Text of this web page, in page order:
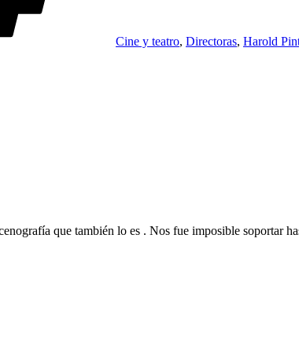
Cine y teatro, Directoras, Harold
que también lo es . Nos fue imposible soportar